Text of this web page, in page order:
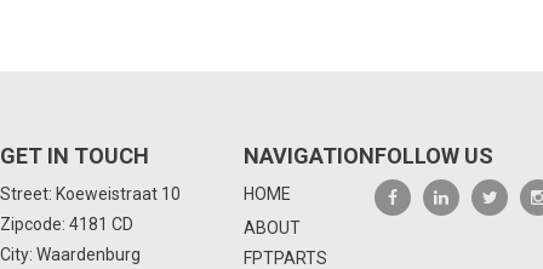
GET IN TOUCH
Street: Koeweistraat 10
Zipcode: 4181 CD
City: Waardenburg
NAVIGATION
HOME
ABOUT
FPTPARTS
FOLLOW US